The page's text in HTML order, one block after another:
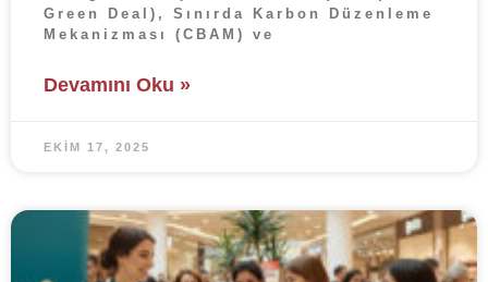
Green Deal), Sınırda Karbon Düzenleme
Mekanizması (CBAM) ve
Devamını Oku »
EKIM 17, 2025